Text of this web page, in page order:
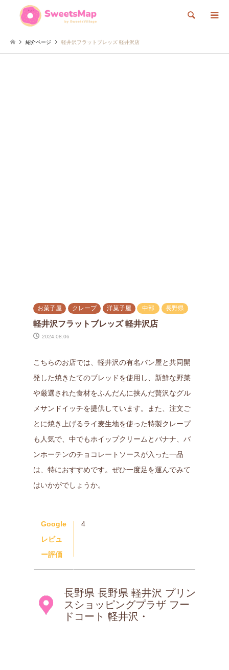
検索
紹介ページ 軽井沢フラットブレッズ 軽井沢店
お菓子屋 クレープ 洋菓子屋 中部 長野県
軽井沢フラットブレッズ 軽井沢店
2024.08.06
こちらのお店では、軽井沢の有名パン屋と共同開
発した焼きたてのブレッドを使用し、新鮮な野菜
や厳選された食材をふんだんに挟んだ贅沢なグル
メサンドイッチを提供しています。また、注文ご
とに焼き上げるライ麦生地を使った特製クレープ
も人気で、中でもホイップクリームとバナナ、バ
ンホーテンのチョコレートソースが入った一品
は、特におすすめです。ぜひ一度足を運んでみて
はいかがでしょうか。
Google
レビュ
ー評価
4
長野県 長野県 軽井沢 プリン
スショッピングプラザ フー
ドコート 軽井沢・